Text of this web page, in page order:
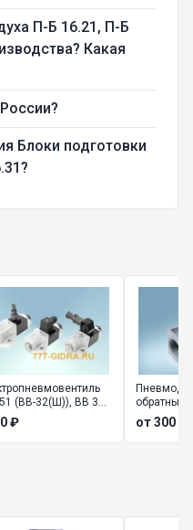
П-Б 16.21, П-Б
Какая
Блоки подготовки
(ВВ-32(Ш)), ВВ 352
₽
обратным
ДМ, ПДМ
от 300 ₽